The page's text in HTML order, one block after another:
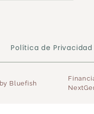
Política de Privacidad
by Bluefish